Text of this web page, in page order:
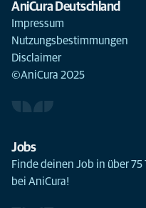
AniCura Deutschland
Impressum
Nutzungsbestimmungen
Disclaimer
©AniCura 2025
Jobs
Finde deinen Job in über
bei AniCura!